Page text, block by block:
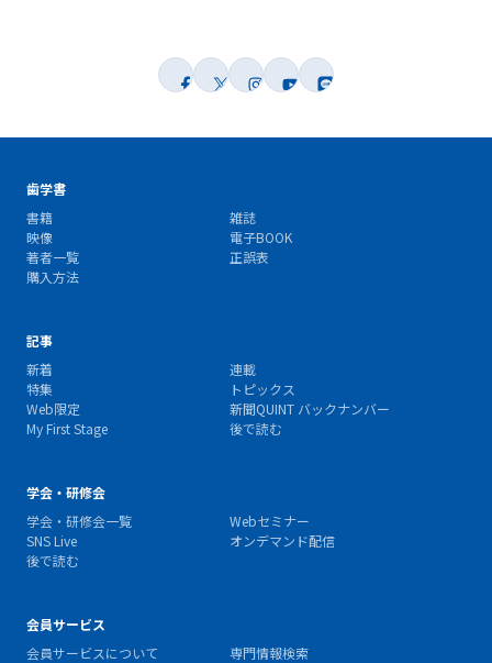
歯学書
書籍
雑誌
映像
電子BOOK
著者一覧
正誤表
購入方法
記事
新着
連載
特集
トピックス
Web限定
新聞QUINT バックナンバー
My First Stage
後で読む
学会・研修会
学会・研修会一覧
Webセミナー
SNS Live
オンデマンド配信
後で読む
会員サービス
会員サービスについて
専門情報検索